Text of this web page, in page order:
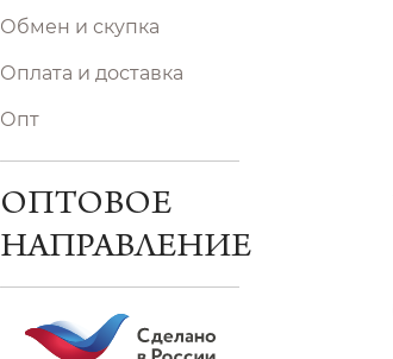
Обмен и скупка
Оплата и доставка
Опт
ОПТОВОЕ
НАПРАВЛЕНИЕ